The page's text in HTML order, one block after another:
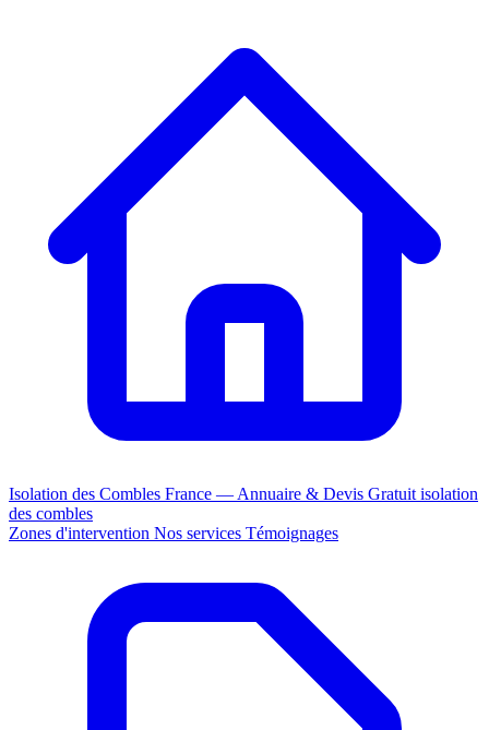
Isolation des Combles France — Annuaire & Devis Gratuit isolation
des combles
Zones d'intervention Nos services Témoignages